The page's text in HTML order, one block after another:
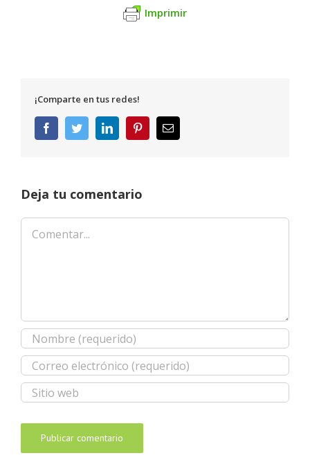
Imprimir
¡Comparte en tus redes!
FacebookTwitterLinkedInPinterestCorreo
electrónico
Deja tu comentario
Comentar